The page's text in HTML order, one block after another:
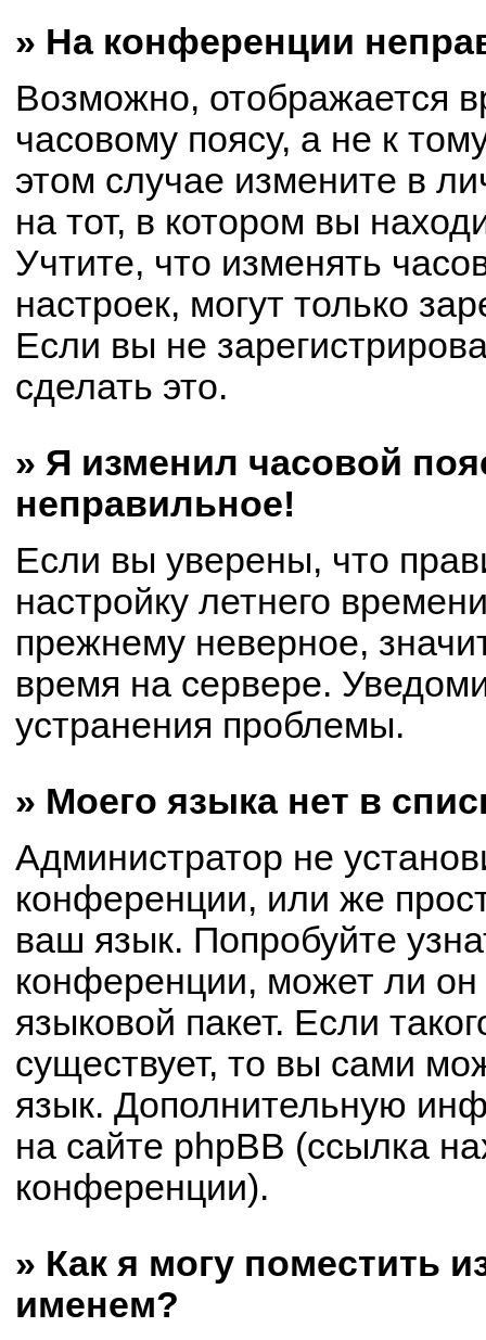
» На конференции
Возможно, отображается
часовому поясу, а не к
этом случае измените в
на тот, в котором вы
Учтите, что изменять
настроек, могут только
Если вы не
сделать это.
» Я изменил часовой
неправильное!
Если вы уверены, что
настройку летнего
прежнему неверное,
время на сервере.
устранения проблемы.
» Моего языка нет в
Администратор не
конференции, или же
ваш язык. Попробуйте
конференции, может ли
языковой пакет. Если
существует, то вы сами
язык. Дополнительную
на сайте phpBB (ссылка
конференции).
» Как я могу поместить
именем?